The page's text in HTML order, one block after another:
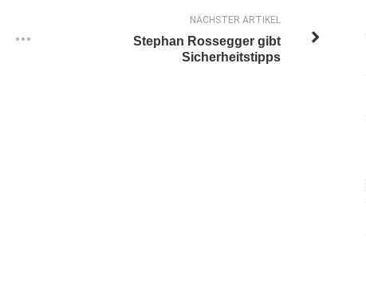
NÄCHSTER ARTIKEL
Stephan Rossegger gibt
Sicherheitstipps